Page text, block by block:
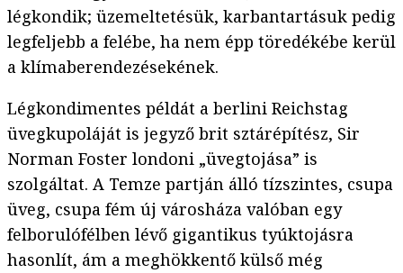
légkondik; üzemeltetésük, karbantartásuk pedig
legfeljebb a felébe, ha nem épp töredékébe kerül
a klímaberendezésekének.
Légkondimentes példát a berlini Reichstag
üvegkupoláját is jegyző brit sztárépítész, Sir
Norman Foster londoni „üvegtojása” is
szolgáltat. A Temze partján álló tízszintes, csupa
üveg, csupa fém új városháza valóban egy
felborulófélben lévő gigantikus tyúktojásra
hasonlít, ám a meghökkentő külső még